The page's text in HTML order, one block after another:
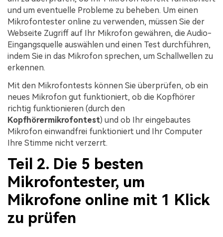
und um eventuelle Probleme zu beheben. Um einen
Mikrofontester online zu verwenden, müssen Sie der
Webseite Zugriff auf Ihr Mikrofon gewähren, die Audio-
Eingangsquelle auswählen und einen Test durchführen,
indem Sie in das Mikrofon sprechen, um Schallwellen zu
erkennen.
Mit den Mikrofontests können Sie überprüfen, ob ein
neues Mikrofon gut funktioniert, ob die Kopfhörer
richtig funktionieren (durch den
Kopfhörermikrofontest) und ob Ihr eingebautes
Mikrofon einwandfrei funktioniert und Ihr Computer
Ihre Stimme nicht verzerrt.
Teil 2. Die 5 besten
Mikrofontester, um
Mikrofone online mit 1 Klick
zu prüfen